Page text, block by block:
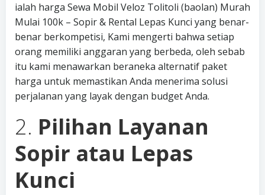
ialah harga Sewa Mobil Veloz Tolitoli (baolan) Murah
Mulai 100k – Sopir & Rental Lepas Kunci yang benar-
benar berkompetisi, Kami mengerti bahwa setiap
orang memiliki anggaran yang berbeda, oleh sebab
itu kami menawarkan beraneka alternatif paket
harga untuk memastikan Anda menerima solusi
perjalanan yang layak dengan budget Anda.
2. Pilihan Layanan
Sopir atau Lepas
Kunci